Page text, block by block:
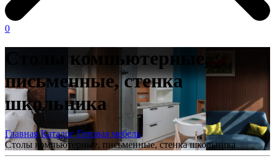
0
Столы компьютерные,
письменные, стенка
школьника
Главная Каталог Готовая мебель
Столы компьютерные, письменные, стенка школьника